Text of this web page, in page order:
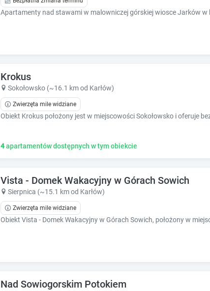
e
Krokus
Sokołowsko (~16.1 km od Karłów)
Zwierzęta mile widziane
4apartamentów dostępnych w tym obiekcie
Vista - Domek Wakacyjny w Górach Sowich
Sierpnica (~15.1 km od Karłów)
Zwierzęta mile widziane
Nad Sowiogorskim Potokiem